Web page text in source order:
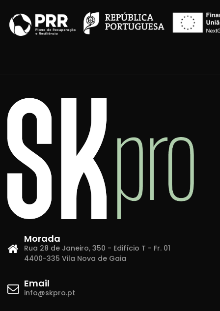
Morada
Rua 28 de Janeiro, 350 - Edifício T - Fr. 01
4400-335 Vila Nova de Gaia
Email
info@skpro.pt